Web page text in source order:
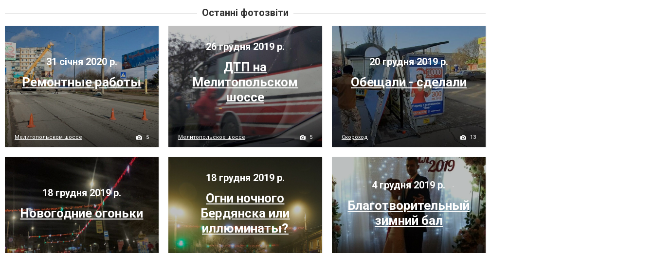
Останні фотозвіти
31 січня 2020 р.
Ремонтные работы
Мелитопольском шоссе 5
26 грудня 2019 р.
ДТП на
Мелитопольском
шоссе
Мелитопольское шоссе 5
20 грудня 2019 р.
Обещали - сделали
Скороход 13
18 грудня 2019 р.
Новогодние огоньки
18 грудня 2019 р.
Огни ночного
Бердянска или
иллюминаты?
4 грудня 2019 р.
Благотворительный
зимний бал